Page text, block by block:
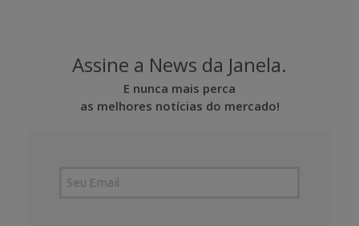
Assine a News da Janela.
E nunca mais perca
as melhores notícias do mercado!